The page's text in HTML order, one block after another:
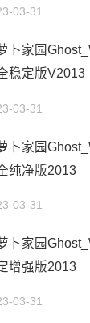
03-31
卜家园
稳定版V2013
03-31
卜家园
纯净版2013
03-31
卜家园
增强版2013
03-31